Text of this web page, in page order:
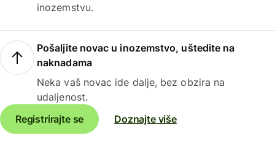
inozemstvu.
Pošaljite novac u inozemstvo, uštedite na
naknadama
Neka vaš novac ide dalje, bez obzira na
udaljenost.
Registrirajte se
Doznajte više